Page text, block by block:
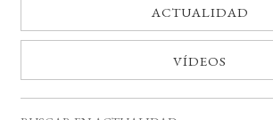
ACTUALIDAD
VÍDEOS